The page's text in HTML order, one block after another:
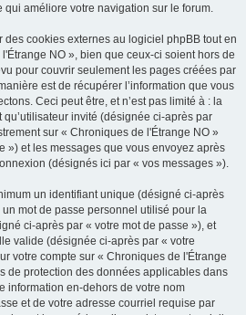
améliore votre navigation sur le forum.
cookies externes au logiciel phpBB tout en
NO », bien que ceux-ci soient hors de
pour couvrir seulement les pages créées par
est de récupérer l’information que vous
Ceci peut être, et n’est pas limité à : la
invité (désignée ci-après par
sur « Chroniques de l'Étrange NO »
») et les messages que vous envoyez après
(désignés ici par « vos messages »).
un identifiant unique (désigné ci-après
mot de passe personnel utilisé pour la
ci-après par « votre mot de passe »), et
valide (désignée ci-après par « votre
votre compte sur « Chroniques de l'Étrange
de protection des données applicables dans
information en-dehors de votre nom
et de votre adresse courriel requise par